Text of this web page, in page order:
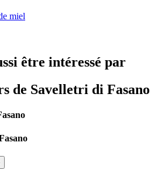
miel
être intéressé par
de Savelletri di Fasano